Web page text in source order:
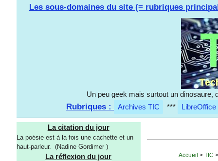
Les sous-domaines du site (= rubriques
Un peu geek mais surtout un dinosaure,
Rubriques : Archives TIC *** LibreOffice
La citation du jour
La poésie est à la fois une cachette et un
haut-parleur. (Nadine Gordimer )
La réflexion du jour Accueil > TIC >